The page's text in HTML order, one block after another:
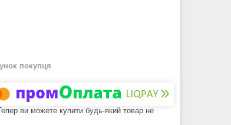
покупця
ви можете купити будь-який товар не